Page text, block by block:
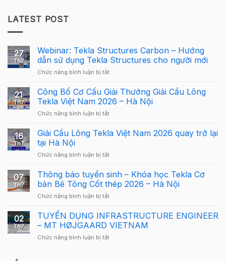
LATEST POST
27
Th7
Webinar: Tekla Structures Carbon – Hướng
dẫn sử dụng Tekla Structures cho người mới
Chức năng bình luận bị tắtở
Tekla
Structures
Carbon
–
dẫn
Tekla
cho
người
21
Th7
Công Bố Cơ Cấu Giải Thưởng Giải Cầu Lông
Tekla Việt Nam 2026 – Hà Nội
Chức năng bình luận bị tắtở
Bố
Cơ
Giải
Giải
Cầu
Lông
Tekla
Nam
2026
Hà
16
Th7
Giải Cầu Lông Tekla Việt Nam 2026 quay trở lại
tại Hà Nội
Chức năng bình luận bị tắtở
Cầu
Lông
Tekla
Việt
2026
quay
lại
07
Th7
Thông báo tuyển sinh – Khóa học Tekla Cơ
bản Bê Tông Cốt thép 2026 – Hà Nội
Chức năng bình luận bị tắtở
báo
tuyển
sinh
–
02
Th7
TUYỂN DỤNG INFRASTRUCTURE ENGINEER
– MT HØJGAARD VIETNAM
Chức năng bình luận bị tắtở